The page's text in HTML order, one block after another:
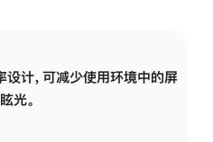
计，可减少使用环境中的屏
光。